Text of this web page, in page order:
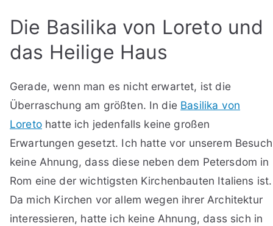
Die Basilika von Loreto und
das Heilige Haus
Gerade, wenn man es nicht erwartet, ist die
Überraschung am größten. In die Basilika von
Loretohatte ich jedenfalls keine großen
Erwartungen gesetzt. Ich hatte vor unserem Besuch
keine Ahnung, dass diese neben dem Petersdom in
Rom eine der wichtigsten Kirchenbauten Italiens ist.
Da mich Kirchen vor allem wegen ihrer Architektur
interessieren, hatte ich keine Ahnung, dass sich in